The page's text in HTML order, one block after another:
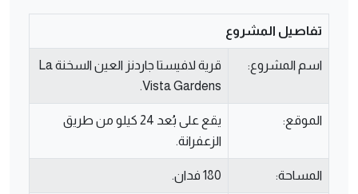
تفاصيل المشروع
اسم المشروع:
قرية لافيستا جاردنز العين السخنة La
Vista Gardens.
الموقع:
يقع على بُعد 24 كيلو من طريق
الزعفرانة.
المساحة: 180 فدان.